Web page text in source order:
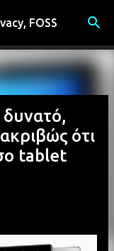
FOSS
δυνατό,
ότι
tablet